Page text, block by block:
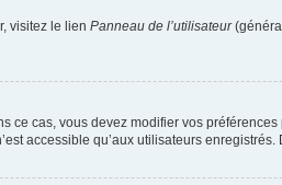
visitez le lien Panneau de l’utilisateur
cas, vous devez modifier vos
accessible qu’aux utilisateurs enregistrés.